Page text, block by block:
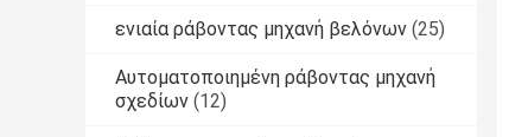
ενιαία ράβοντας μηχανή βελόνων (25)
Αυτοματοποιημένη ράβοντας μηχανή
σχεδίων (12)